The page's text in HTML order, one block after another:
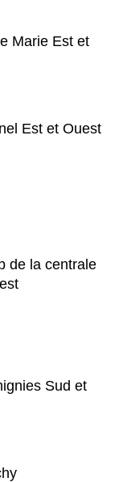
Marie Est et
Est et Ouest
de la centrale
Sud et